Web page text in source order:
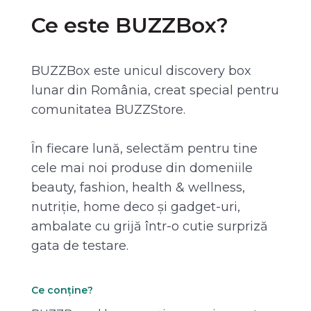
Ce este BUZZBox?
BUZZBox este unicul discovery box
lunar din România, creat special pentru
comunitatea BUZZStore.
În fiecare lună, selectăm pentru tine
cele mai noi produse din domeniile
beauty, fashion, health & wellness,
nutriție, home deco și gadget-uri,
ambalate cu grijă într-o cutie surpriză
gata de testare.
Ce conține?